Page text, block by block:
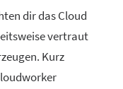
dir das Cloud
vertraut
Kurz